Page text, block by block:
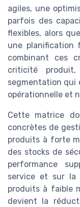
agiles, une
parfois des
flexibles, alors
une planification
combinant ces
criticité
segmentation qui
opérationnelle et
Cette matrice
concrètes de
produits à forte
des stocks de
performance
service et sur la
produits à faible
devient la